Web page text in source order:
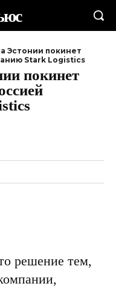
Эстонии покинет
Stark Logistics
покинет
решение тем,